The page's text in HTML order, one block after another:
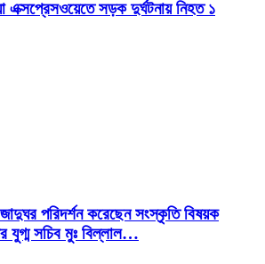
এক্সপ্রেসওয়েতে সড়ক দুর্ঘটনায় নিহত ১
পরিদর্শন করেছেন সংস্কৃতি বিষয়ক
যুগ্ম সচিব মুঃ বিল্লাল…